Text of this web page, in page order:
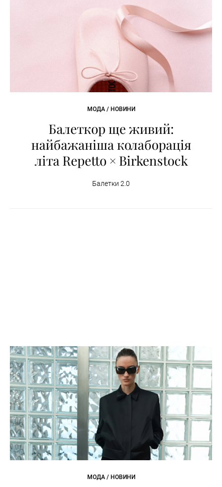
МОДА / НОВИНИ
Балеткор ще живий:
найбажаніша колаборація
літа Repetto × Birkenstock
Балетки 2.0
МОДА / НОВИНИ